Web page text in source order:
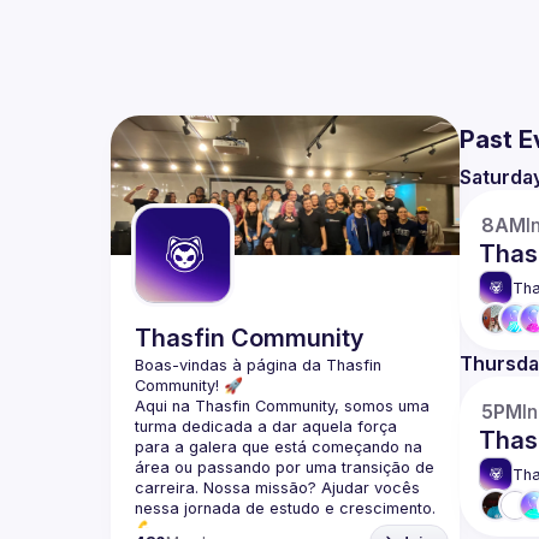
Thasfin Community
Boas-vindas à página da Thasfin
Community! 🚀
Aqui na Thasfin Community, somos uma
turma dedicada a dar aquela força
para a galera que está começando na
área ou passando por uma transição de
carreira. Nossa missão? Ajudar vocês
nessa jornada de estudo e crescimento.
💪
Past
8AM
5PM